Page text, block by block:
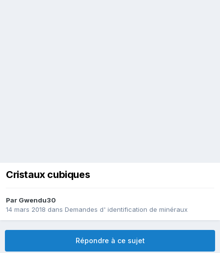
Cristaux cubiques
Par Gwendu30
14 mars 2018 dans Demandes d' identification de minéraux
Répondre à ce sujet